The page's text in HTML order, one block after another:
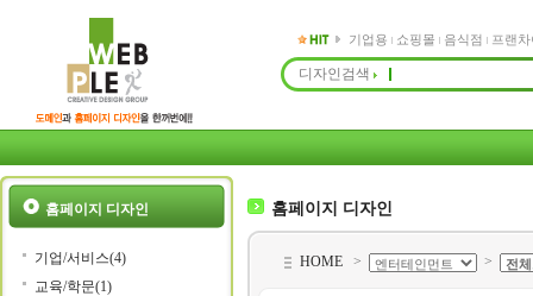
기업용 쇼핑몰 음식점 프랜
디자인검색
홈페이지 디자인
기업/서비스(4)
교육/학문(1)
홈페이지 디자인
HOME > >